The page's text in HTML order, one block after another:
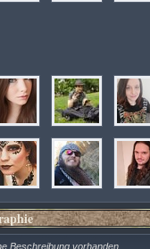
Beschreibung vorhanden